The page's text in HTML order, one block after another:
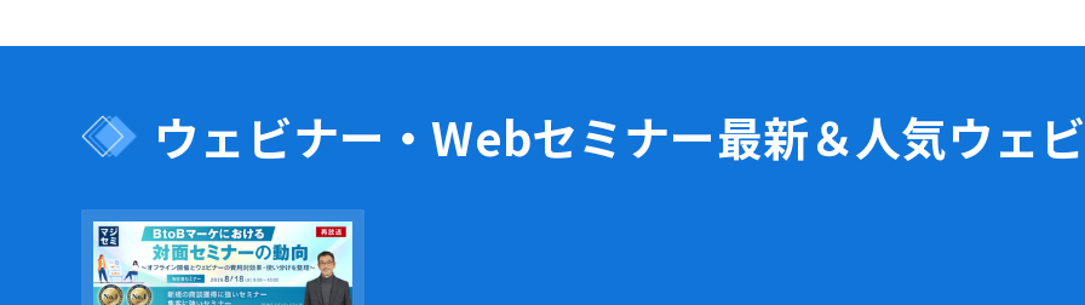
ウェビナー・Webセミナー最新＆人気ウェ